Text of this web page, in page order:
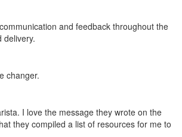
und tolles Produkt
will shop again for sure sometime in the
and delivery.